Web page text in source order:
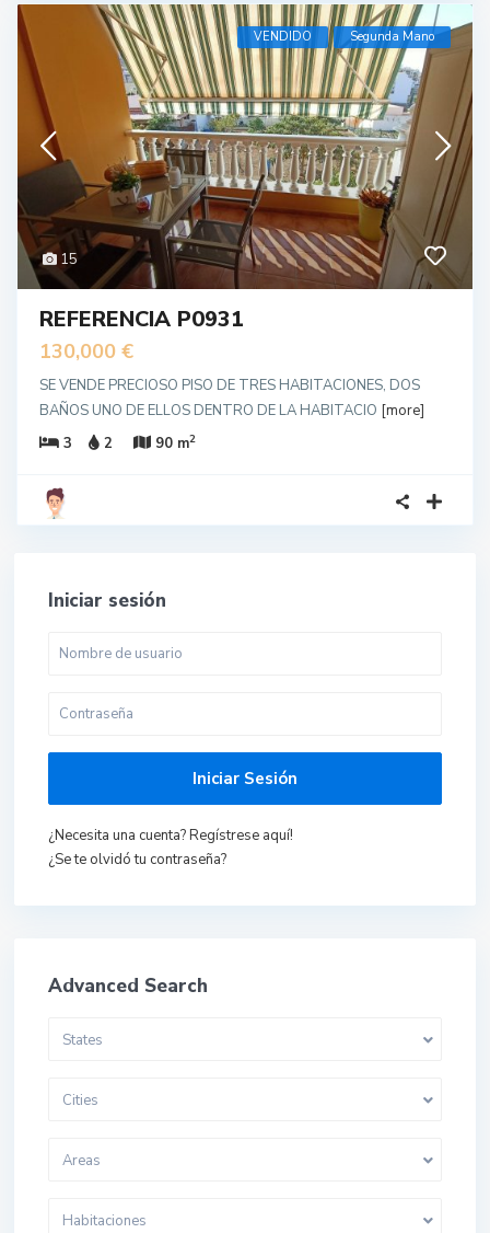
15
VENDIDO Segunda Mano
REFERENCIA P0931
130,000 €
SE VENDE PRECIOSO PISO DE TRES HABITACIONES, DOS
BAÑOS UNO DE ELLOS DENTRO DE LA HABITACIO [more]
3
2 90 m2
Iniciar sesión
Iniciar Sesión
¿Necesita una cuenta? Regístrese aquí!
¿Se te olvidó tu contraseña?
Advanced Search
States
Cities
Areas
Habitaciones